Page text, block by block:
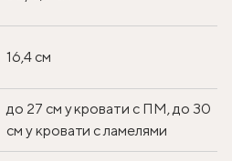
16,4 см
до 27 см у кровати с ПМ, до 30
см у кровати с ламелями